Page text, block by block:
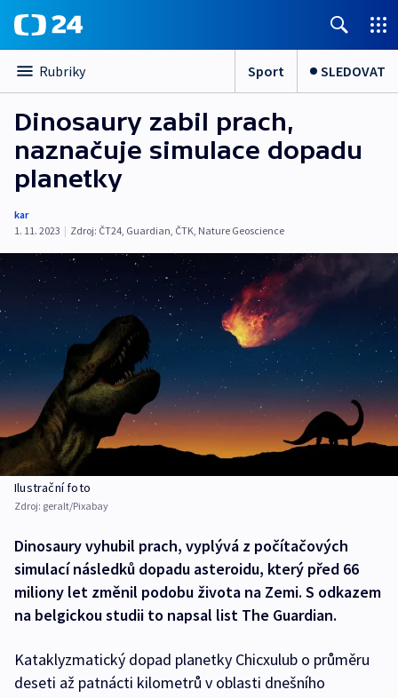
Rubriky Sport SLEDOVAT
Dinosaury zabil prach,
naznačuje simulace dopadu
planetky
kar
1. 11. 2023 | Zdroj: ČT24, Guardian, ČTK, Nature Geoscience
Ilustrační foto
Zdroj: geralt/Pixabay
Dinosaury vyhubil prach, vyplývá z počítačových
simulací následků dopadu asteroidu, který před 66
miliony let změnil podobu života na Zemi. S odkazem
na belgickou studii to napsal list The Guardian.
Kataklyzmatický dopad planetky Chicxulub o průměru
deseti až patnácti kilometrů v oblasti dnešního